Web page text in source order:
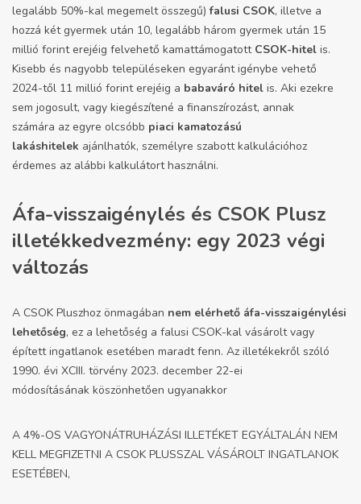
legalább 50%-kal megemelt összegű)falusi CSOK, illetve a
hozzá két gyermek után 10, legalább három gyermek után 15
millió forint erejéig felvehető kamattámogatott CSOK-hitel is.
Kisebb és nagyobb településeken egyaránt igénybe vehető
2024-től 11 millió forint erejéig a babaváró hitel is. Aki ezekre
sem jogosult, vagy kiegészítené a finanszírozást, annak
számára az egyre olcsóbb piaci kamatozású
lakáshitelek ajánlhatók, személyre szabott kalkulációhoz
érdemes az alábbi kalkulátort használni.
Áfa-visszaigénylés és CSOK Plusz
illetékkedvezmény: egy 2023 végi
változás
A CSOK Pluszhoz önmagában nem elérhető áfa-visszaigénylési
lehetőség, ez a lehetőség a falusi CSOK-kal vásárolt vagy
épített ingatlanok esetében maradt fenn. Az illetékekről szóló
1990. évi XCIII. törvény 2023. december 22-ei
módosításának köszönhetően ugyanakkor
A 4%-OS VAGYONÁTRUHÁZÁSI ILLETÉKET EGYÁLTALÁN NEM
KELL MEGFIZETNI A CSOK PLUSSZAL VÁSÁROLT INGATLANOK
ESETÉBEN,